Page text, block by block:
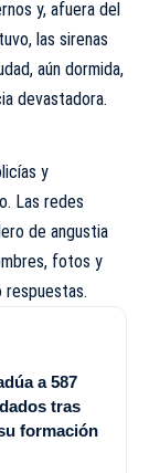
y, afuera del
las sirenas
aún dormida,
devastadora.
y
Las redes
de angustia
fotos y
respuestas.
a 587
tras
formación